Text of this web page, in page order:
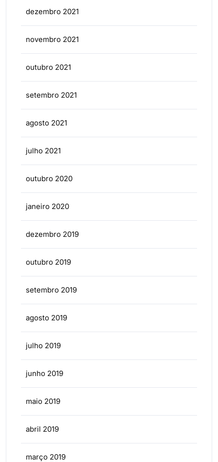
dezembro 2021
novembro 2021
outubro 2021
setembro 2021
agosto 2021
julho 2021
outubro 2020
janeiro 2020
dezembro 2019
outubro 2019
setembro 2019
agosto 2019
julho 2019
junho 2019
maio 2019
abril 2019
março 2019